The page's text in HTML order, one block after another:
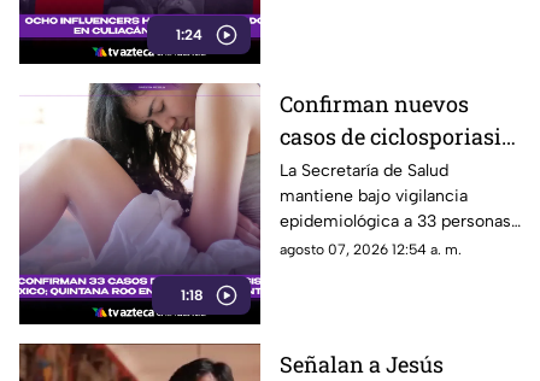
1:24
1:18
Confirman nuevos
casos de ciclosporiasis
en México; este estado
concentra la mayor
cifra
La Secretaría de Salud
mantiene bajo vigilancia
epidemiológica a 33 personas
diagnosticadas con
agosto 07, 2026 12:54 a. m.
Señalan a Jesús